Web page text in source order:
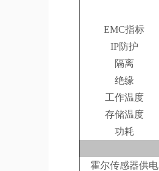
EMC指标
IP防护
隔离
绝缘
工作温度
存储温度
功耗
霍尔传感器供电